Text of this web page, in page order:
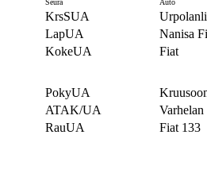
Seura
Auto
KrsSUA
LapUA Nanisa
KokeUA Fiat
PokyUA
ATAK/UA
RauUA Fiat 133